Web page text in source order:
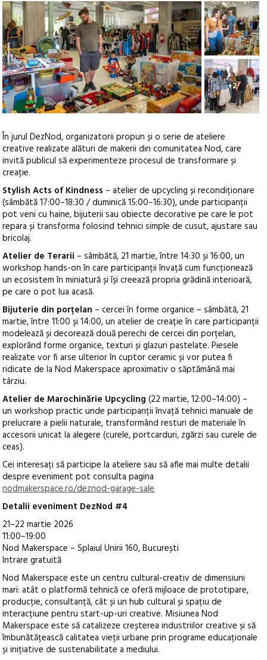
+2
În jurul DezNod, organizatorii propun și o serie de ateliere
creative realizate alături de makerii din comunitatea Nod, care
invită publicul să experimenteze procesul de transformare și
creație.
Stylish Acts of Kindness – atelier de upcycling și recondiționare
(sâmbătă 17:00–18:30 / duminică 15:00–16:30), unde participanții
pot veni cu haine, bijuterii sau obiecte decorative pe care le pot
repara și transforma folosind tehnici simple de cusut, ajustare sau
bricolaj.
Atelier de Terarii – sâmbătă, 21 martie, între 14:30 și 16:00, un
workshop hands-on în care participanții învață cum funcționează
un ecosistem în miniatură și își creează propria grădină interioară,
pe care o pot lua acasă.
Bijuterie din porțelan – cercei în forme organice – sâmbătă, 21
martie, între 11:00 și 14:00, un atelier de creație în care participanții
modelează și decorează două perechi de cercei din porțelan,
explorând forme organice, texturi și glazuri pastelate. Piesele
realizate vor fi arse ulterior în cuptor ceramic și vor putea fi
ridicate de la Nod Makerspace aproximativ o săptămână mai
târziu.
Atelier de Marochinărie Upcycling (22 martie, 12:00–14:00) –
un workshop practic unde participanții învață tehnici manuale de
prelucrare a pielii naturale, transformând resturi de materiale în
accesorii unicat la alegere (curele, portcarduri, zgărzi sau curele de
ceas).
Cei interesați să participe la ateliere sau să afle mai multe detalii
despre eveniment pot consulta pagina
nodmakerspace.ro/deznod-garage-sale
Detalii eveniment DezNod #4
21–22 martie 2026
11:00–19:00
Nod Makerspace – Splaiul Unirii 160, București
Intrare gratuită
Nod Makerspace este un centru cultural-creativ de dimensiuni
mari: atât o platformă tehnică ce oferă mijloace de prototipare,
producție, consultanță, cât și un hub cultural și spațiu de
interacțiune pentru start-up-uri creative. Misiunea Nod
Makerspace este să catalizeze creșterea industriilor creative și să
îmbunătățească calitatea vieții urbane prin programe educaționale
și inițiative de sustenabilitate a mediului.